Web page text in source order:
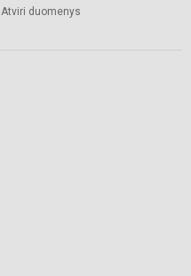
Atviri duomenys